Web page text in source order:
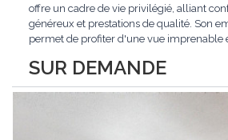
SUR DEMANDE
offre un cadre de vie privilégié, alliant
généreux et prestations de qualité. Son
permet de profiter d'une vue imprenable
excavé, cette villa propose une surface
de 260 m², soigneusement...